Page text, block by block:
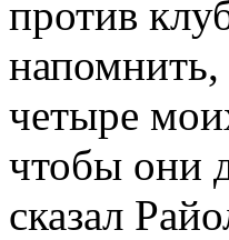
против
четыре
чтобы они
сказал